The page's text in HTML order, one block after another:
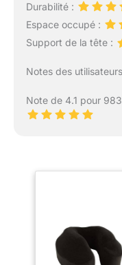
Durabilité :
Espace occupé :
Support de la tête :
Notes des
Note de 4.1 pour